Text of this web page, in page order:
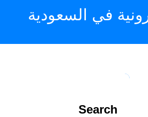
في السعودية
Search